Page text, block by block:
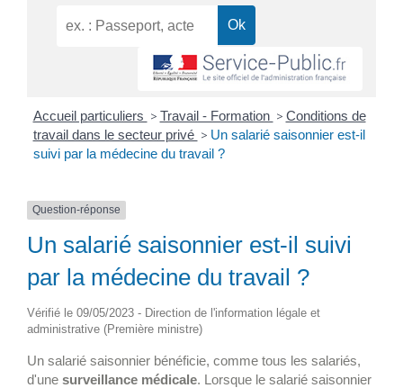
Accueil particuliers > Travail - Formation > Conditions de
travail dans le secteur privé > Un salarié saisonnier est-il
suivi par la médecine du travail ?
Question-réponse
Un salarié saisonnier est-il suivi
par la médecine du travail ?
Vérifié le 09/05/2023 - Direction de l'information légale et
administrative (Première ministre)
Un salarié saisonnier bénéficie, comme tous les salariés,
d'une surveillance médicale. Lorsque le salarié saisonnier